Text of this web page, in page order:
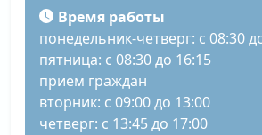
Время работы
понедельник-четверг: с 08:30
пятница: с 08:30 до 16:15
прием граждан
вторник: с 09:00 до 13:00
четверг: с 13:45 до 17:00